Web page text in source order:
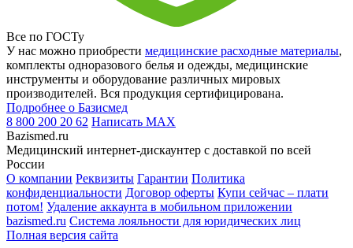
Все по ГОСТу
У нас можно приобрести медицинские расходные материалы,
комплекты одноразового белья и одежды, медицинские
инструменты и оборудование различных мировых
производителей. Вся продукция сертифицирована.
Подробнее о Базисмед
8 800 200 20 62 Написать MAX
Bazismed.ru
Медицинский интернет-дискаунтер с доставкой по всей
России
О компании Реквизиты Гарантии Политика
конфиденциальности Договор оферты Купи сейчас – плати
потом! Удаление аккаунта в мобильном приложении
bazismed.ru Система лояльности для юридических лиц
Полная версия сайта